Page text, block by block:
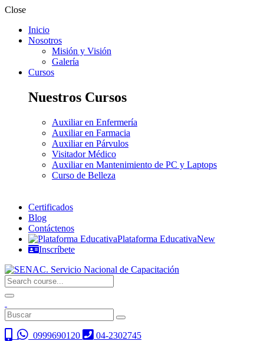
Close
Inicio
Nosotros
Misión y Visión
Galería
Cursos
Nuestros Cursos
Auxiliar en Enfermería
Auxiliar en Farmacia
Auxiliar en Párvulos
Visitador Médico
Auxiliar en Mantenimiento de PC y Laptops
Curso de Belleza
Certificados
Blog
Contáctenos
Plataforma EducativaNew
Inscríbete
0999690120
04-2302745